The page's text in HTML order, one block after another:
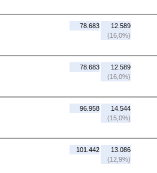
78.683
12.589
(16,0%)
78.683
12.589
(16,0%)
96.958
14.544
(15,0%)
101.442
13.086
(12,9%)